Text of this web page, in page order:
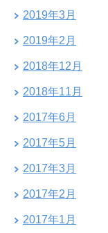
2019年3月
2019年2月
2018年12月
2018年11月
2017年6月
2017年5月
2017年3月
2017年2月
2017年1月